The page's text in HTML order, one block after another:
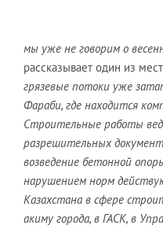
мы уже не говорим о
рассказывает один из
грязевые потоки уже
Фараби, где находится
Строительные работы
разрешительных
возведение бетонной
нарушением норм
Казахстана в сфере
акиму города, в ГАСК, в